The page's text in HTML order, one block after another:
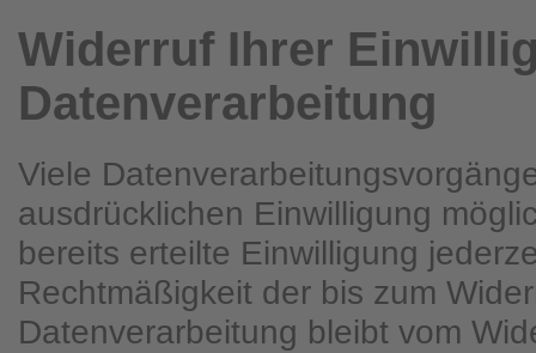
Widerruf Ihrer
Datenverarbeitung
Viele
ausdrücklichen Einwilligung
bereits erteilte Einwilligung
Rechtmäßigkeit der bis zum
Datenverarbeitung bleibt vom